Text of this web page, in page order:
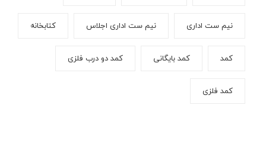
نیم ست اداری نیم ست اداری اجلاس کتابخانه
کمد کمد بایگانی کمد دو درب فلزی
کمد فلزی